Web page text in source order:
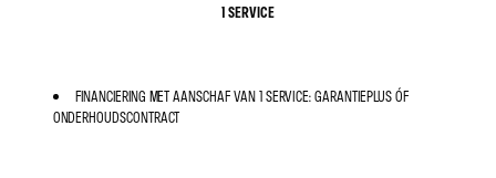
1 SERVICE
FINANCIERING MET AANSCHAF VAN 1 SERVICE: GARANTIEPLUS ÓF
ONDERHOUDSCONTRACT